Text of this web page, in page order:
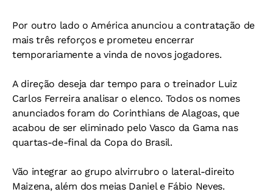
Por outro lado o América anunciou a contratação de
mais três reforços e prometeu encerrar
temporariamente a vinda de novos jogadores.
A direção deseja dar tempo para o treinador Luiz
Carlos Ferreira analisar o elenco. Todos os nomes
anunciados foram do Corinthians de Alagoas, que
acabou de ser eliminado pelo Vasco da Gama nas
quartas-de-final da Copa do Brasil.
Vão integrar ao grupo alvirrubro o lateral-direito
Maizena, além dos meias Daniel e Fábio Neves.